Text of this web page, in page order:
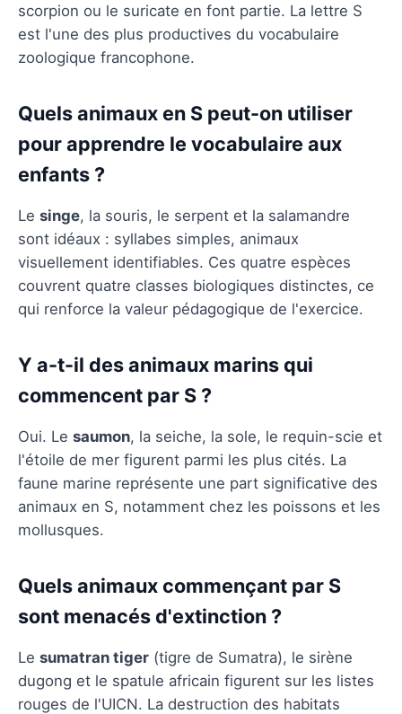
scorpion ou le suricate en font partie. La lettre S
est l'une des plus productives du vocabulaire
zoologique francophone.
Quels animaux en S peut-on utiliser
pour apprendre le vocabulaire aux
enfants ?
Le singe, la souris, le serpent et la salamandre
sont idéaux : syllabes simples, animaux
visuellement identifiables. Ces quatre espèces
couvrent quatre classes biologiques distinctes, ce
qui renforce la valeur pédagogique de l'exercice.
Y a-t-il des animaux marins qui
commencent par S ?
Oui. Le saumon, la seiche, la sole, le requin-scie et
l'étoile de mer figurent parmi les plus cités. La
faune marine représente une part significative des
animaux en S, notamment chez les poissons et les
mollusques.
Quels animaux commençant par S
sont menacés d'extinction ?
Le sumatran tiger (tigre de Sumatra), le sirène
dugong et le spatule africain figurent sur les listes
rouges de l'UICN. La destruction des habitats